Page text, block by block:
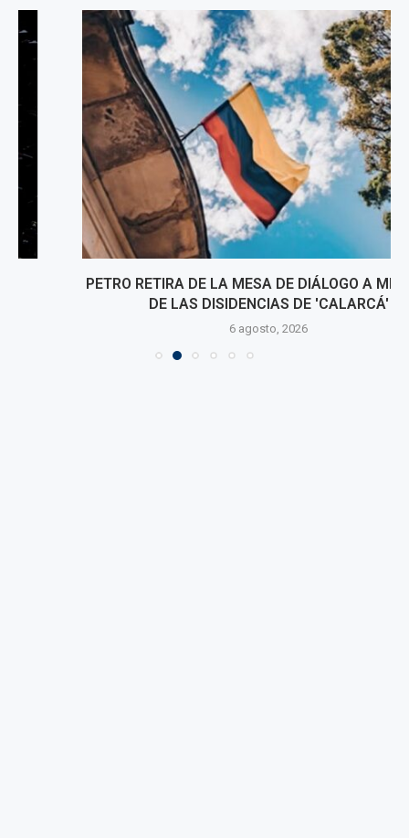
PETRO RETIRA DE LA MESA DE DIÁLOGO A MIEMBROS
DE LAS DISIDENCIAS DE 'CALARCÁ'
6 agosto, 2026